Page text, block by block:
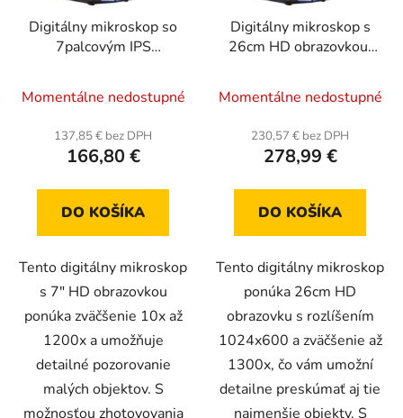
Digitálny mikroskop so
7palcovým IPS
10x-1200x, USB
pripojením a 32GB
pamäťovou kartou
Momentálne nedostupné
137,85 € bez DPH
166,80 €
DO KOŠÍKA
Tento digitálny mikroskop
s 7" HD obrazovkou
ponúka zväčšenie 10x až
1200x a umožňuje
detailné pozorovanie
malých objektov. S
možnosťou zhotovovania
Digitálny mikroskop s
26cm HD obrazovkou,
USB pripojením a 32GB
pamäťovou kartou
Momentálne nedostupné
230,57 € bez DPH
278,99 €
DO KOŠÍKA
Tento digitálny mikroskop
ponúka 26cm HD
obrazovku s rozlíšením
1024x600 a zväčšenie až
1300x, čo vám umožní
detailne preskúmať aj tie
najmenšie objekty. S